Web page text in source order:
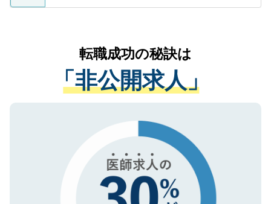
ているすべての個人データはご本人の許可
は、個人情報の取り扱いについての厳密な
管理基準を満たした事業者のみに付与され
る、プライバシーマークを取得済みです。
ご登録いただいた個人情報は、SSL（デー
で、機密保持に関してもご安心ください。
かがいして、現在の医療機関の状況や紹介
経験をまじえながら、適切なアドバイスを
させていただきます。すぐにご転職をされ
ない方には、長期的なサポートが可能です
ので、まずはご登録ください。
転職成功の秘訣は
「非公開求人」